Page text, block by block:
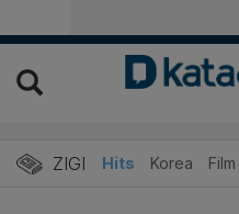
ZIGI Hits Korea Film